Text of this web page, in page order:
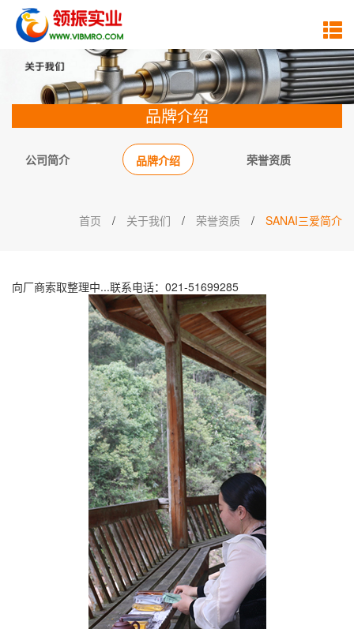
品牌介绍
公司简介 品牌介绍 荣誉资质
首页 / 关于我们 / 荣誉资质 / SANAI三爱简介
向厂商索取整理中...联系电话：021-51699285